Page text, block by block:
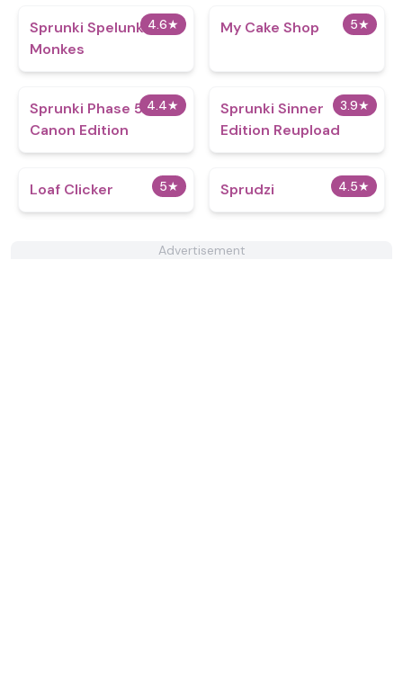
4.6★
Sprunki Spelunke
Monkes
5★
My Cake Shop
4.4★
Sprunki Phase 5
Canon Edition
3.9★
Sprunki Sinner
Edition Reupload
5★
Loaf Clicker 4.5★
Sprudzi
Advertisement